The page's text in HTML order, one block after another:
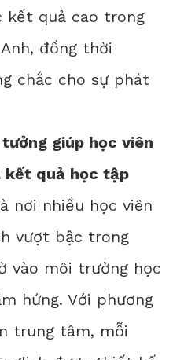
kết quả cao trong
đồng thời
chắc cho sự phát
giúp học viên
kết quả học tập
nơi nhiều học viên
vượt bậc trong
vào môi trường học
hứng. Với phương
trung tâm, mỗi